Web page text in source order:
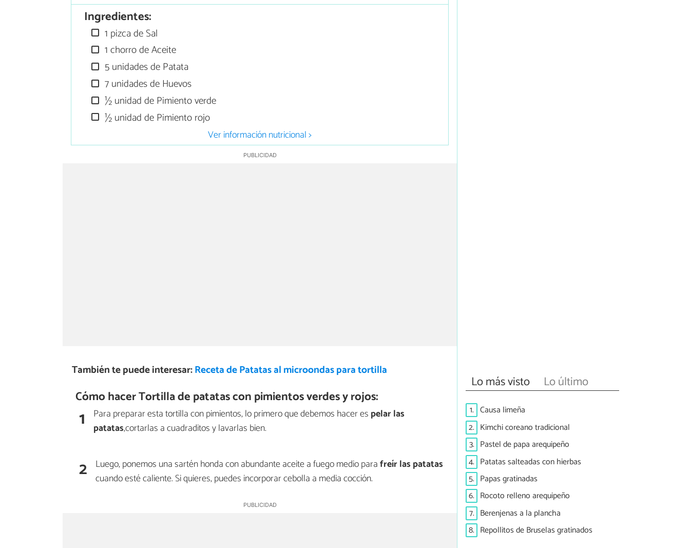
Ingredientes:
1 pizca de Sal
1 chorro de Aceite
5 unidades de Patata
7 unidades de Huevos
½ unidad de Pimiento verde
½ unidad de Pimiento rojo
Ver información nutricional >
También te puede interesar:Receta de Patatas al microondas para tortilla
Cómo hacer Tortilla de patatas con pimientos verdes y rojos:
1 Para preparar esta tortilla con pimientos, lo primero que debemos hacer es pelar las
patatas,cortarlas a cuadraditos y lavarlas bien.
2 Luego, ponemos una sartén honda con abundante aceite a fuego medio parafreír las patatas
cuando esté caliente. Si quieres, puedes incorporar cebolla a media cocción.
Lo más visto Lo último
1. Causa limeña
2. Kimchi coreano tradicional
3. Pastel de papa arequipeño
4. Patatas salteadas con hierbas
5. Papas gratinadas
6. Rocoto relleno arequipeño
7. Berenjenas a la plancha
8. Repollitos de Bruselas gratinados